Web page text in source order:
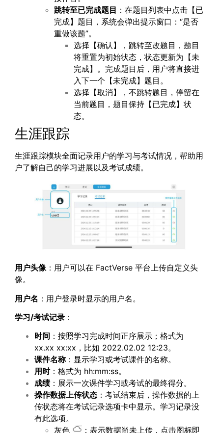
跳转至已完成题目 ：在题目列表中点击【已
完成】题目，系统会弹出提示窗口：“是否
重做该题”。
选择【确认】，跳转至改题目，题目
将重置为初始状态，状态更新为【未
完成】。完成题目后，用户将直接进
入下一个【未完成】题目。
选择【取消】，不跳转题目，停留在
当前题目，题目保持【已完成】状
态。
生涯跟踪
生涯跟踪模块全面记录用户的学习与考试情况，帮助用
户了解自己的学习进展以及考试成绩。
用户头像：用户可以在 FactVerse 平台上传自定义头
像。
用户名 ：用户登录时显示的用户名。
学习/考试记录 ：
时间 ：按照学习完成时间正序展示；格式为
xx.xx xx:xx，比如 2022.02.02 12:23。
课件名称：显示学习或考试课件的名称。
用时：格式为 hh:mm:ss。
成绩：展示一次课件学习或考试的最终得分。
操作数据上传状态 ：考试结束后，操作数据的上
传状态将在考试记录选项卡中显示。学习记录没
有此选项。
灰色
：表示数据尚未上传，点击图标即